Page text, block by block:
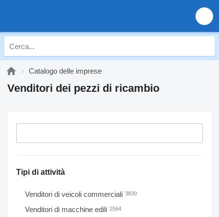
Catalogo delle imprese
Venditori dei pezzi di ricambio
Tipi di attività
Venditori di veicoli commerciali 3830
Venditori di macchine edili 2564